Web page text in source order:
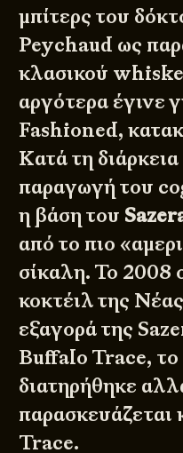
μπίτερς του
Peychaud ως
κλασικού
αργότερα έγινε
Fashioned,
Κατά τη
παραγωγή του
η βάση του
από το πιο
σίκαλη. Το 2008
κοκτέιλ της
εξαγορά της
Buffalo Trace, το
διατηρήθηκε
παρασκευάζεται
Trace.